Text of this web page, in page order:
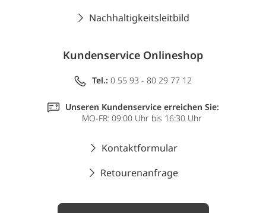
Nachhaltigkeitsleitbild
Kundenservice Onlineshop
Tel.: 0 55 93 - 80 29 77 12
Unseren Kundenservice erreichen Sie:
MO-FR: 09:00 Uhr bis 16:30 Uhr
Kontaktformular
Retourenanfrage